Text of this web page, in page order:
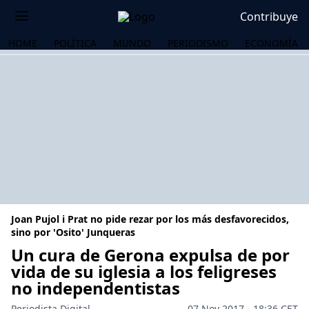
Contribuye
HOME POLÍTICA MUNDO PERIODISMO ECONOMÍA
Joan Pujol i Prat no pide rezar por los más desfavorecidos,
sino por 'Osito' Junqueras
Un cura de Gerona expulsa de por
vida de su iglesia a los feligreses
no independentistas